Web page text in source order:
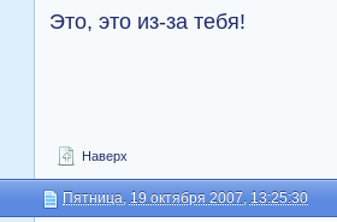
Это, это из-за тебя!
Наверх
Пятница, 19 октября 2007, 13:25:30